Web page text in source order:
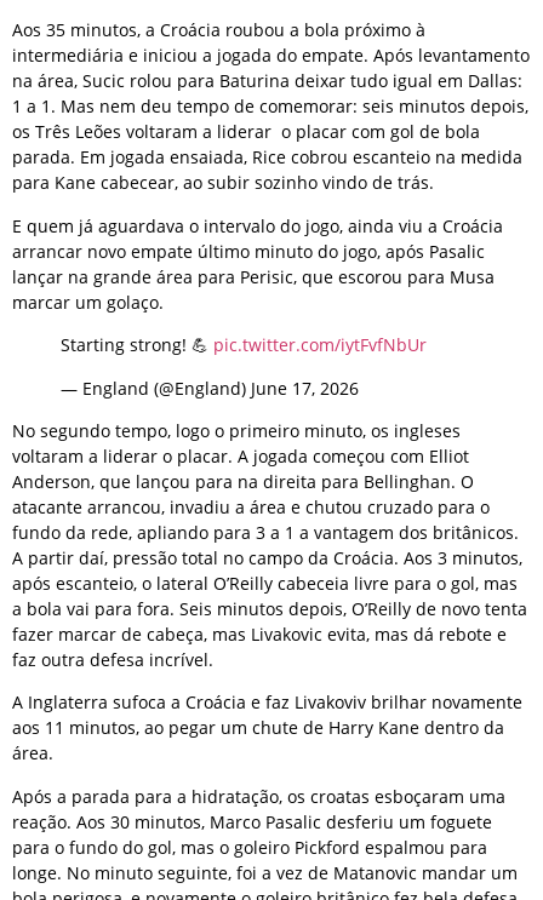
Aos 35 minutos, a Croácia roubou a bola próximo à
intermediária e iniciou a jogada do empate. Após levantamento
na área, Sucic rolou para Baturina deixar tudo igual em Dallas:
1 a 1. Mas nem deu tempo de comemorar: seis minutos depois,
os Três Leões voltaram a liderar o placar com gol de bola
parada. Em jogada ensaiada, Rice cobrou escanteio na medida
para Kane cabecear, ao subir sozinho vindo de trás.
E quem já aguardava o intervalo do jogo, ainda viu a Croácia
arrancar novo empate último minuto do jogo, após Pasalic
lançar na grande área para Perisic, que escorou para Musa
marcar um golaço.
Starting strong! 💪 pic.twitter.com/iytFvfNbUr
— England (@England) June 17, 2026
No segundo tempo, logo o primeiro minuto, os ingleses
voltaram a liderar o placar. A jogada começou com Elliot
Anderson, que lançou para na direita para Bellinghan. O
atacante arrancou, invadiu a área e chutou cruzado para o
fundo da rede, apliando para 3 a 1 a vantagem dos britânicos.
A partir daí, pressão total no campo da Croácia. Aos 3 minutos,
após escanteio, o lateral O’Reilly cabeceia livre para o gol, mas
a bola vai para fora. Seis minutos depois, O’Reilly de novo tenta
fazer marcar de cabeça, mas Livakovic evita, mas dá rebote e
faz outra defesa incrível.
A Inglaterra sufoca a Croácia e faz Livakoviv brilhar novamente
aos 11 minutos, ao pegar um chute de Harry Kane dentro da
área.
Após a parada para a hidratação, os croatas esboçaram uma
reação. Aos 30 minutos, Marco Pasalic desferiu um foguete
para o fundo do gol, mas o goleiro Pickford espalmou para
longe. No minuto seguinte, foi a vez de Matanovic mandar um